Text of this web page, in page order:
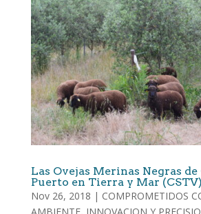
Las Ovejas Merinas Negras
Puerto en Tierra y Mar (CSTV)
Nov 26, 2018 | COMPROMETIDOS